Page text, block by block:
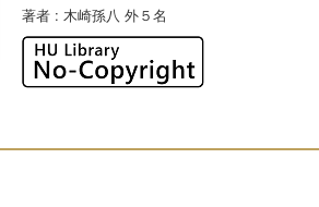
著者: 木崎孫八 外５名